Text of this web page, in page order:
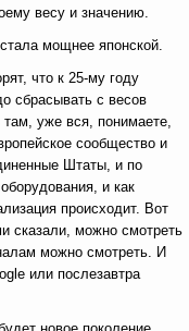
весу и значению.
мощнее японской.
что к 25-му году
сбрасывать с весов
уже вся, понимаете,
сообщество и
Штаты, и по
и как
происходит. Вот
сказали, можно смотреть
можно смотреть. И
или послезавтра